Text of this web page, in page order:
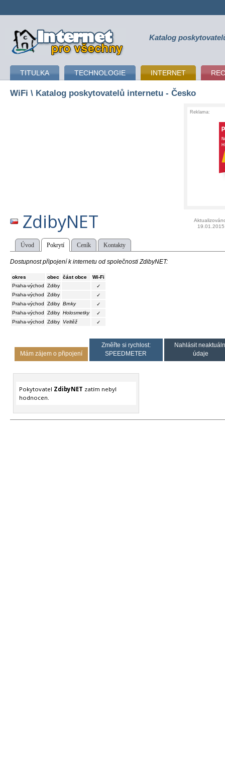
připojení k internetu Katalog
TITULKA TECHNOLOGIE INTERNET
WiFi \ Katalog poskytovatelů internetu - Česko
Reklama:
ZdibyNET
19.01.2015
Úvod Pokrytí Ceník Kontakty
Dostupnost připojení k internetu od společnosti ZdibyNET:
okres obec část obce
Wi-Fi
Praha-východ
Zdiby
✓
Praha-východ
Zdiby
✓
Praha-východ
Zdiby Brnky
✓
Praha-východ
Zdiby Holosmetky
✓
Praha-východ
Zdiby Veltěž ✓
Mám zájem o připojení
Změřte si rychlost:
SPEEDMETER
Nahlásit
údaje
Pokytovatel ZdibyNET zatím nebyl
hodnocen.